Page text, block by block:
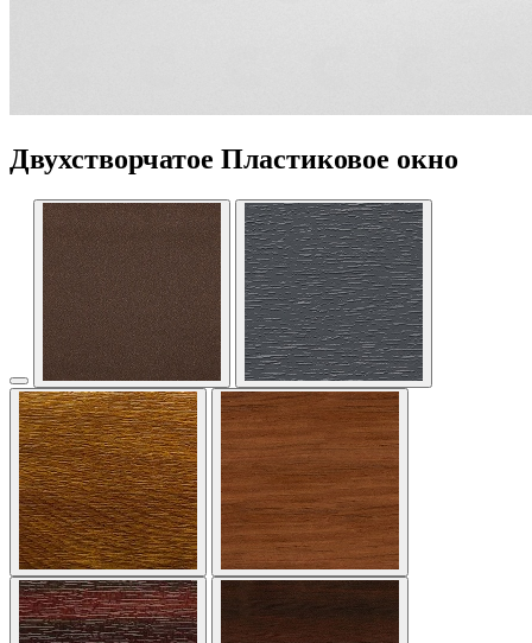
Двухстворчатое Пластиковое окно